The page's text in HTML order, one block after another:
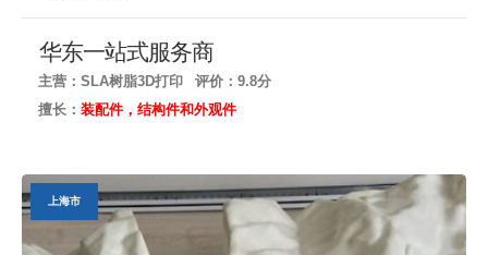
华东一站式服务商
主营：SLA树脂3D打印
评价：9.8分
擅长： 装配件，结构件和外观件
上海市